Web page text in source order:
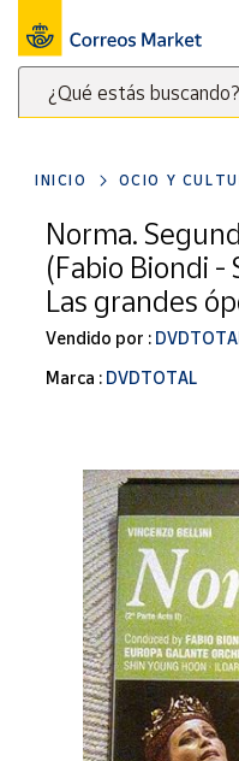
¿Qué estás buscando?
clave
para
buscar
productos
Correos
Menú
Nuestro
catálogo
Alimentación
Bebidas
Ocio y cultura
Juguetes y
juegos
Libros y
Tienda de
Artesanía
Oficina y
Papelería
Para Canarias,
Ceuta y Melilla
INICIO OCIO Y
Norma.
(Fabio Biondi -
Las grandes
Vendido por :
Marca : DVDTOTAL